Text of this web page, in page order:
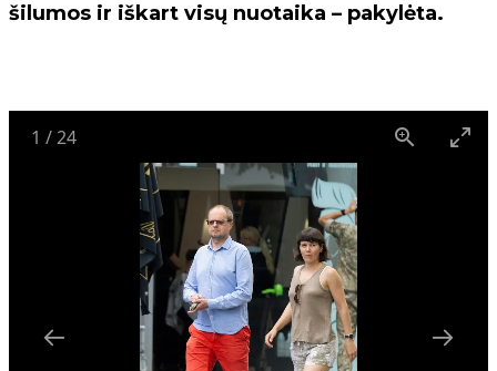
šilumos ir iškart visų nuotaika – pakylėta.
1 /24